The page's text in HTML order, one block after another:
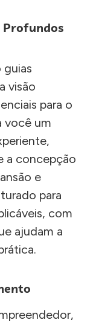
Profundos
guias
visão
para o
você um
a concepção
e
para
com
ajudam a